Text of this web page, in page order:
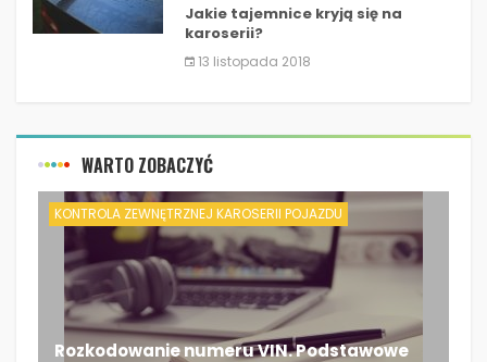
Jakie tajemnice kryją się na
karoserii?
13 listopada 2018
WARTO ZOBACZYĆ
KONTROLA ZEWNĘTRZNEJ KAROSERII POJAZDU
Rozkodowanie numeru VIN. Podstawowe